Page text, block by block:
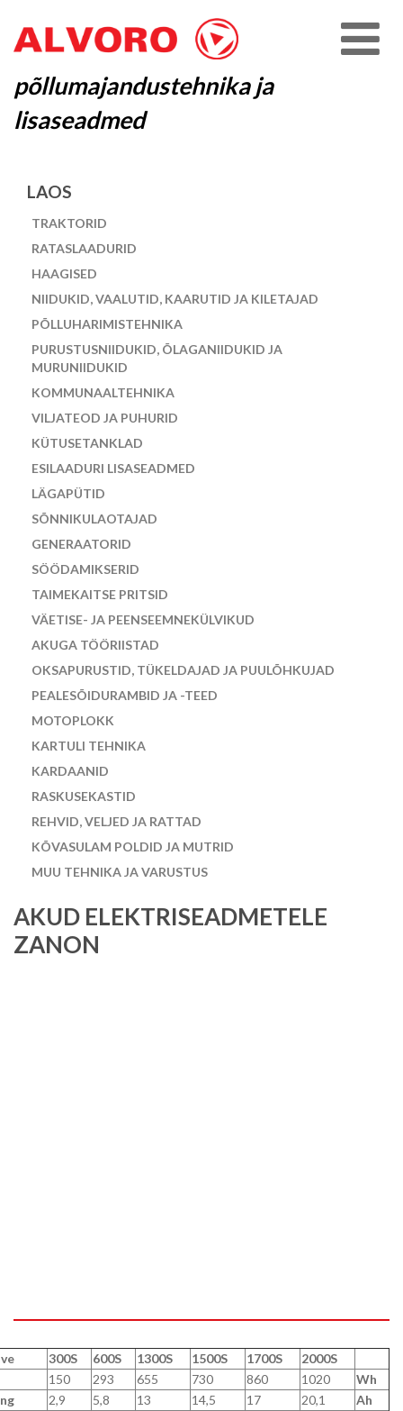
põllumajandustehnika ja
lisaseadmed
LAOS
TRAKTORID
RATASLAADURID
HAAGISED
NIIDUKID, VAALUTID, KAARUTID JA KILETAJAD
PÕLLUHARIMISTEHNIKA
PURUSTUSNIIDUKID, ÕLAGANIIDUKID JA
MURUNIIDUKID
KOMMUNAALTEHNIKA
VILJATEOD JA PUHURID
KÜTUSETANKLAD
ESILAADURI LISASEADMED
LÄGAPÜTID
SÕNNIKULAOTAJAD
GENERAATORID
SÖÖDAMIKSERID
TAIMEKAITSE PRITSID
VÄETISE- JA PEENSEEMNEKÜLVIKUD
AKUGA TÖÖRIISTAD
OKSAPURUSTID, TÜKELDAJAD JA PUULÕHKUJAD
PEALESÕIDURAMBID JA -TEED
MOTOPLOKK
KARTULI TEHNIKA
KARDAANID
RASKUSEKASTID
REHVID, VELJED JA RATTAD
KÕVASULAM POLDID JA MUTRID
MUU TEHNIKA JA VARUSTUS
AKUD ELEKTRISEADMETELE
ZANON
300S 600S 1300S 1500S 1700S
2000S
150
293 655 730 860 1020
Wh
2,9 5,8 13 14,5 17 20,1
Ah